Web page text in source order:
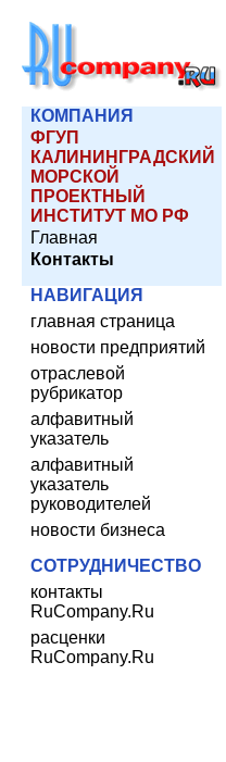
КОМПАНИЯ
ФГУП
КАЛИНИНГРАДСКИЙ
МОРСКОЙ
ПРОЕКТНЫЙ
ИНСТИТУТ МО РФ
Главная
Контакты
НАВИГАЦИЯ
главная страница
новости предприятий
отраслевой
рубрикатор
алфавитный
указатель
алфавитный
указатель
руководителей
новости бизнеса
СОТРУДНИЧЕСТВО
контакты
RuCompany.Ru
расценки
RuCompany.Ru